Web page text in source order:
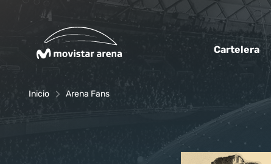
Click acá para ir directamente al contenido
Cartelera
Inicio Arena Fans